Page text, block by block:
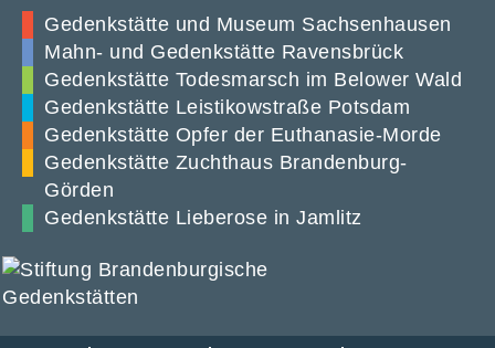
Gedenkstätte und Museum Sachsenhausen
Mahn- und Gedenkstätte Ravensbrück
Gedenkstätte Todesmarsch im Belower Wald
Gedenkstätte Leistikowstraße Potsdam
Gedenkstätte Opfer der Euthanasie-Morde
Gedenkstätte Zuchthaus Brandenburg-
Görden
Gedenkstätte Lieberose in Jamlitz